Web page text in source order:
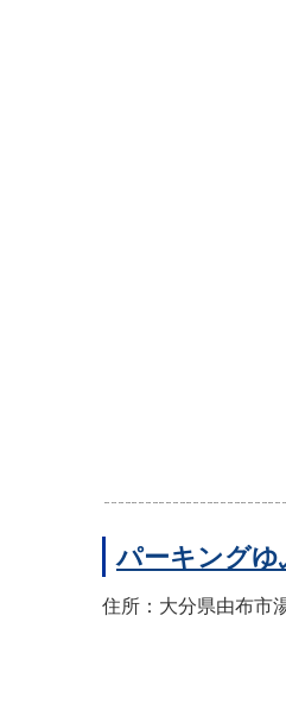
パーキングゆ
住所：大分県由布市